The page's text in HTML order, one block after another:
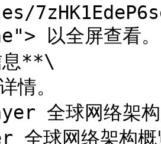
以全屏查看。
息**\
全球网络架